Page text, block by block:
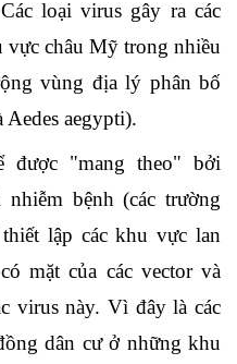
loại virus gây ra các
vực châu Mỹ trong nhiều
vùng địa lý phân bố
aegypti).
được "mang theo" bởi
bệnh (các trường
lập các khu vực lan
mặt của các vector và
virus này. Vì đây là các
dân cư ở những khu